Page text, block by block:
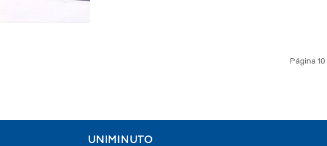
Página 10
UNIMINUTO